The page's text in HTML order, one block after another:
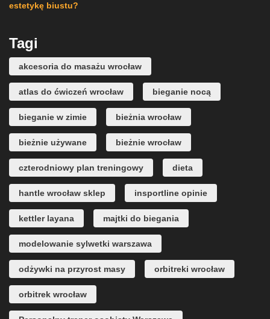
estetykę biustu?
Tagi
akcesoria do masażu wrocław
atlas do ćwiczeń wrocław bieganie nocą
bieganie w zimie bieżnia wrocław
bieżnie używane bieżnie wrocław
czterodniowy plan treningowy dieta
hantle wrocław sklep insportline opinie
kettler layana majtki do biegania
modelowanie sylwetki warszawa
odżywki na przyrost masy orbitreki wrocław
orbitrek wrocław